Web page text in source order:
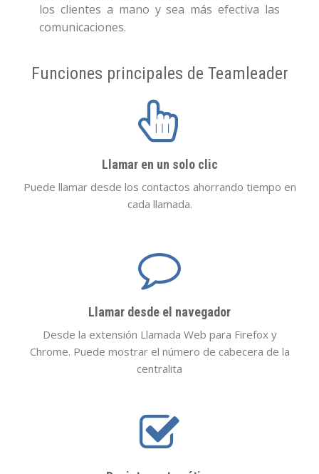
los clientes a mano y sea más efectiva las
comunicaciones.
Funciones principales de Teamleader
Llamar en un solo clic
Puede llamar desde los contactos ahorrando tiempo en
cada llamada.
Llamar desde el navegador
Desde la extensión Llamada Web para Firefox y
Chrome. Puede mostrar el número de cabecera de la
centralita